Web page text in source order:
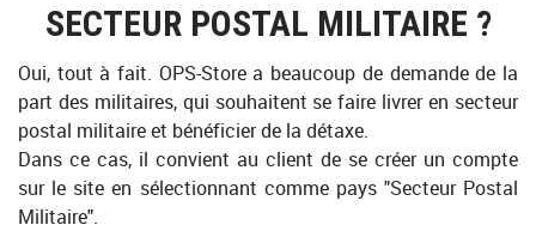
SECTEUR POSTAL MILITAIRE ?
Oui, tout à fait. OPS-Store a beaucoup de demande de la
part des militaires, qui souhaitent se faire livrer en secteur
postal militaire et bénéficier de la détaxe.
Dans ce cas, il convient au client de se créer un compte
sur le site en sélectionnant comme pays "Secteur Postal
Militaire".